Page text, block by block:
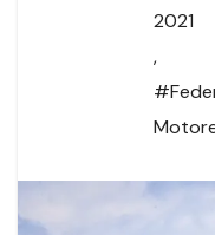
2021
,